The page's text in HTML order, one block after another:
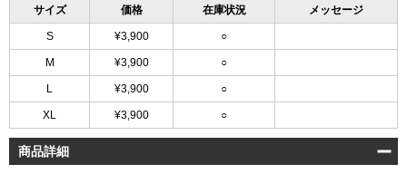
サイズ 価格 在庫状況 メッセージ
S ¥3,900 ○
M ¥3,900 ○
L ¥3,900 ○
XL ¥3,900 ○
商品詳細